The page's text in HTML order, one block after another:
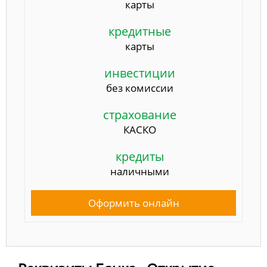
карты
кредитные
карты
инвестиции
без комиссии
страхование
КАСКО
кредиты
наличными
Оформить онлайн